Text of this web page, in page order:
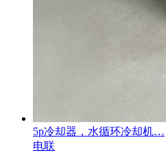
5p冷却器，水循环冷却机…
电联